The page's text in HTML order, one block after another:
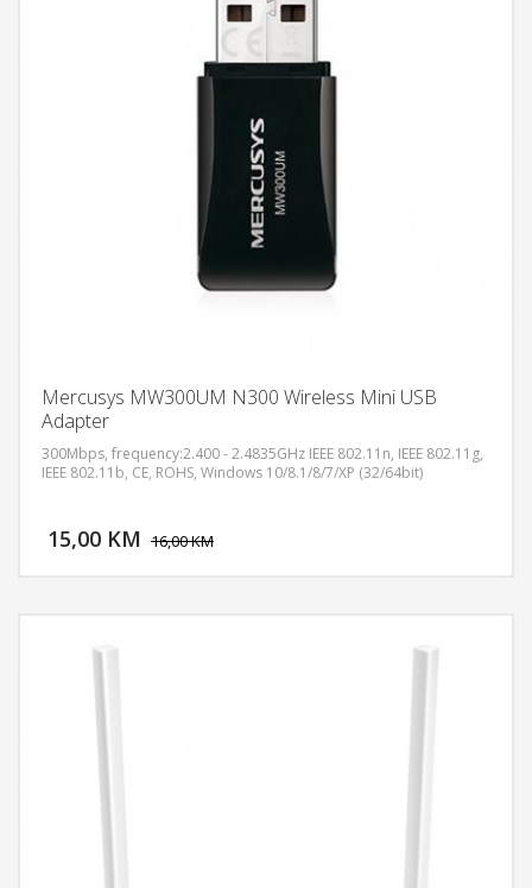
Mercusys MW300UM N300 Wireless Mini USB
Adapter
300Mbps, frequency:2.400 - 2.4835GHz IEEE 802.11n, IEEE 802.11g,
IEEE 802.11b, CE, ROHS, Windows 10/8.1/8/7/XP (32/64bit)
15,00 KM 16,00 KM